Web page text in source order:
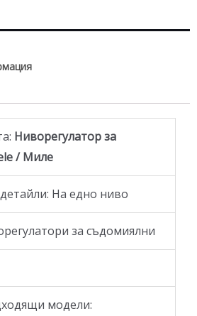
Ниворегулатор за
/ Миле
На едно ниво
за съдомиялни
модели: